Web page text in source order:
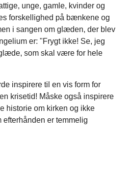
unge, gamle, kvinder og
forskellighed på bænkene og
i sangen om glæden, der blev
er: "Frygt ikke! Se, jeg
som skal være for hele
inspirere til en vis form for
krisetid! Måske også inspirere
historie om kirken og ikke
efterhånden er temmelig